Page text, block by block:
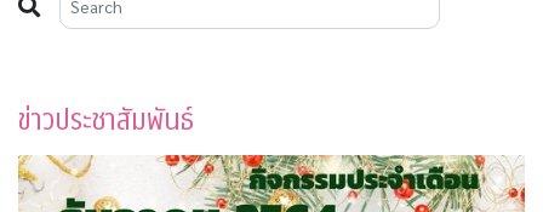
ข่าวประชาสัมพันธ์